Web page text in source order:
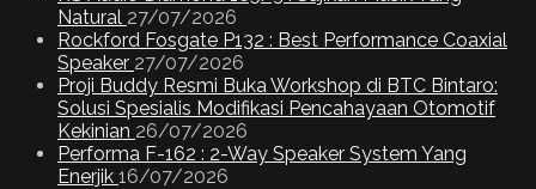
Natural 27/07/2026
Rockford Fosgate P132 : Best Performance Coaxial
Speaker 27/07/2026
Proji Buddy Resmi Buka Workshop di BTC Bintaro:
Solusi Spesialis Modifikasi Pencahayaan Otomotif
Kekinian 26/07/2026
Performa F-162 : 2-Way Speaker System Yang
Enerjik 16/07/2026